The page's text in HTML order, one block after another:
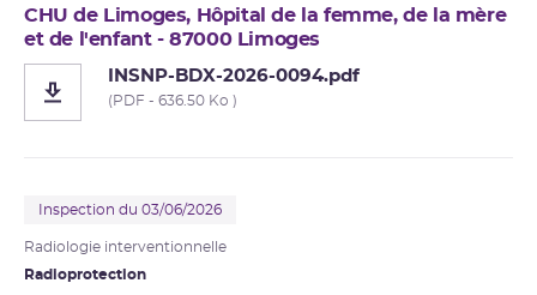
CHU de Limoges, Hôpital de la femme, de la mère
et de l'enfant - 87000 Limoges
INSNP-BDX-2026-0094.pdf
(PDF - 636.50 Ko )
Inspection du 03/06/2026
Radiologie interventionnelle
Radioprotection